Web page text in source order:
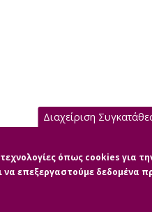
Διαχείριση
όπως cookies
να επεξεργαστούμε